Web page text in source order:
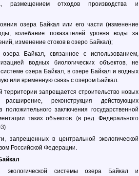
размещением отходов производства и
озера Байкал или его части (изменение
колебание показателей уровня воды за
изменение стоков в озеро Байкал);
озера Байкал, связанное с использованием,
водных биологических объектов, не
системе озера Байкал, в озере Байкал и водных
или временную связь с озером Байкал.
территории запрещается строительство новых
расширение, реконструкция действующих
положительного заключения государственной
таких объектов. (в ред. Федерального
запрещенных в центральной экологической
Российской Федерации.
системы озера Байкал и